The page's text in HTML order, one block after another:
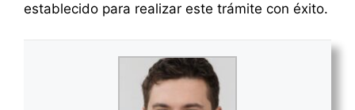
establecido para realizar este trámite con éxito.